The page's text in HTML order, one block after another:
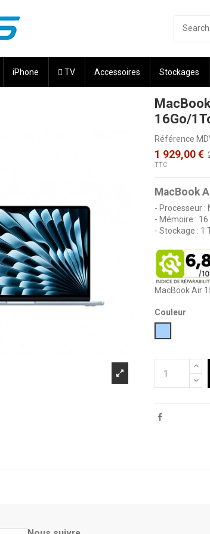
iPhone  TV Accessoires Stockages
16Go/
Référence
1 929,00 €
TTC
MacBook
- Processeur :
- Mémoire : 16
- Stockage : 1
MacBook Air
Couleur